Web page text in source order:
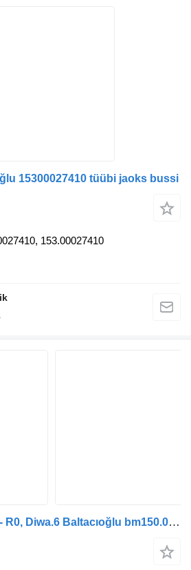
15300027410 tüübi jaoks bussi
153.00027410
Planet Carrier, RWG - R0, Diwa.6 Baltacıoğlu bm150.00745811 tüübi jaoks bussi